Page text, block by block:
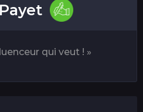
qui veut ! »